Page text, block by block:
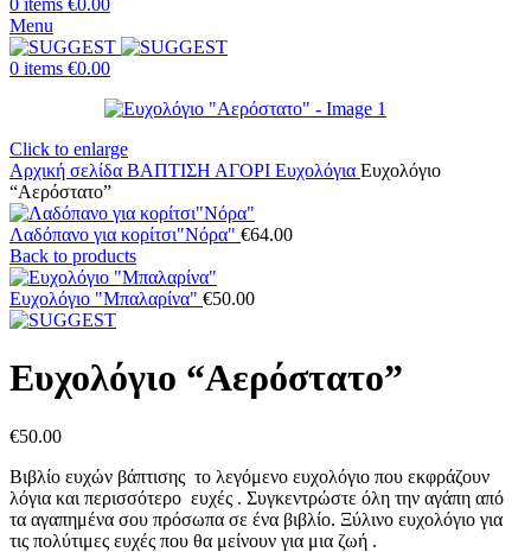
0 items €0.00
Menu
0 items €0.00
Click to enlarge
Αρχική σελίδα ΒΑΠΤΙΣΗ ΑΓΟΡΙ Ευχολόγια Ευχολόγιο
“Αερόστατο”
Λαδόπανο για κορίτσι"Νόρα" €64.00
Back to products
Ευχολόγιο "Μπαλαρίνα" €50.00
Ευχολόγιο “Αερόστατο”
€50.00
Βιβλίο ευχών βάπτισης το λεγόμενο ευχολόγιο που εκφράζουν
λόγια και περισσότερο ευχές . Συγκεντρώστε όλη την αγάπη από
τα αγαπημένα σου πρόσωπα σε ένα βιβλίο. Ξύλινο ευχολόγιο για
τις πολύτιμες ευχές που θα μείνουν για μια ζωή .